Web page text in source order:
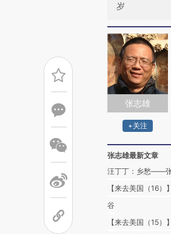
岁
张志雄
+关注
张志雄最新文章
汪丁丁：乡愁——
【来去美国（16
谷
【来去美国（15